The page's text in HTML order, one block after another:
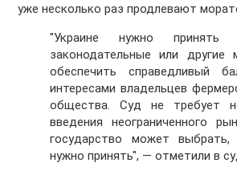
уже несколько раз продлевают
"Украине нужно принять
законодательные или другие
обеспечить справедливый
интересами владельцев
общества. Суд не требует
введения неограниченного
государство может
нужно принять", — отметили в